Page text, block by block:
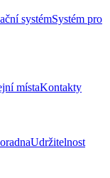
systémSystém pro
místaKontakty
Udržitelnost